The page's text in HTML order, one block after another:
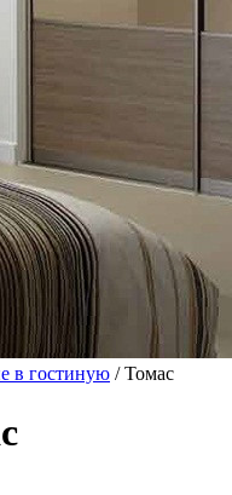
в гостиную / Томас